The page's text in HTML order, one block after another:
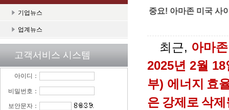
기업뉴스
업계뉴스
고객서비스 시스템
아이디：
비밀번호：
보안문자：
중요! 아마존 미국 사
최근, 아마존
2025년 2월 18
부) 에너지 효
은 강제로삭제